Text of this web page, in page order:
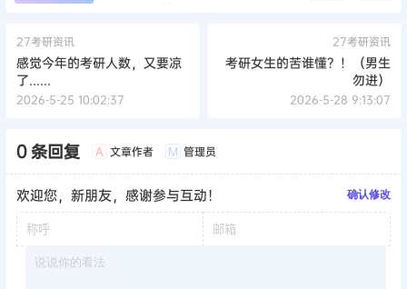
27考研资讯
感觉今年的考研人数，又要凉
了......
2026-5-25 10:02:37
27考研资讯
考研女生的苦谁懂？！（男生
勿进）
2026-5-28 9:13:07
0 条回复 A 文章作者 M 管理员
欢迎您，新朋友，感谢参与互动！ 确认修改